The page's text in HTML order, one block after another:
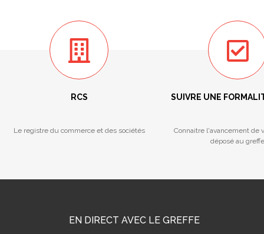
RCS
Le registre du commerce et des sociétés
SUIVRE UNE
Connaitre l'avancement de
déposé au greffe
EN DIRECT AVEC LE GREFFE